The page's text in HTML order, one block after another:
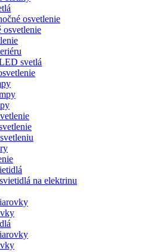
osvetlenie
osvetlenie
svetlá
na elektrinu